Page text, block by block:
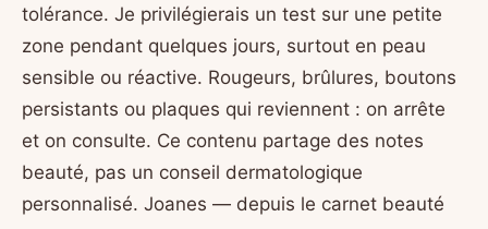
tolérance. Je privilégierais un test sur une petite
zone pendant quelques jours, surtout en peau
sensible ou réactive. Rougeurs, brûlures, boutons
persistants ou plaques qui reviennent : on arrête
et on consulte. Ce contenu partage des notes
beauté, pas un conseil dermatologique
personnalisé. Joanes — depuis le carnet beauté